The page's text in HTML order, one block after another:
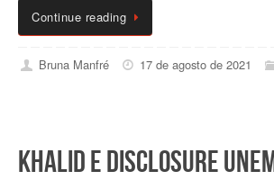
Continue reading
Bruna Manfré 17 de agosto de 2021
Khalid e Disclosure